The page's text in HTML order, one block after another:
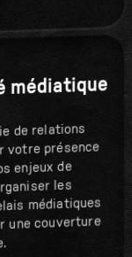
médiatique
de relations
votre présence
enjeux de
les
médiatiques
une couverture